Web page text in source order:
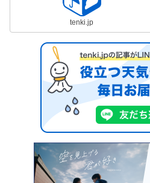
tenki.jp